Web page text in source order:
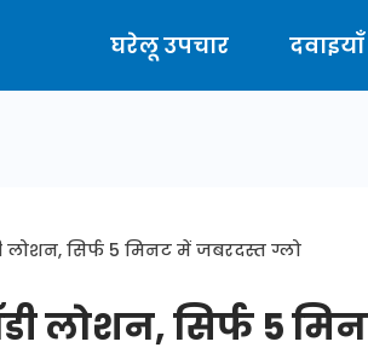
घरेलू उपचार दवाइयाँ
लोशन, सिर्फ 5 मिनट में जबरदस्त ग्लो
लोशन, सिर्फ 5